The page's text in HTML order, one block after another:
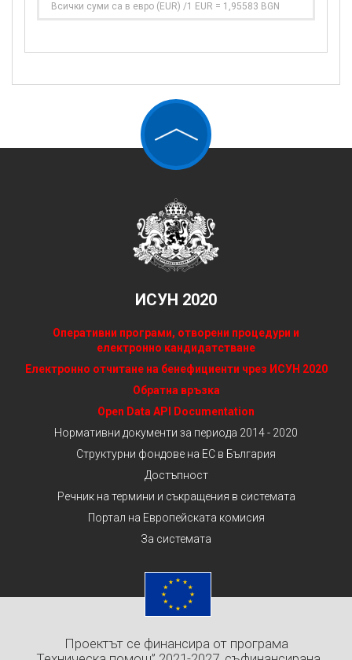
Всички суми са в евро (EUR) /1 EUR = 1,95583 BGN
ИСУН 2020
Оперативни програми, отворени процедури и
електронно кандидатстване
Електронно отчитане на бенефициенти чрез ИСУН 2020
Обратна връзка
Open Data API Documentation
Нормативни документи за периода 2014 - 2020
Структурни фондове на ЕС в България
Достъпност
Речник на термини и съкращения в системата
Портал на Европейската комисия
За системата
Проектът се финансира от програма